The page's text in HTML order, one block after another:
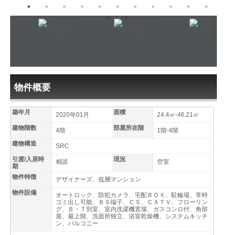
物件概要
築年月 2020年01月 面積
24.4㎡-46.21㎡
建物階数
4階 部屋所在階
1階-4階
建物構造
SRC
引渡/入居時
期
相談 現況 空室
物件特徴
デザイナーズ、低層マンション
物件設備
オートロック、防犯カメラ、宅配ＢＯＸ、駐輪場、常時
ゴミ出し可能、ＢＳ端子、ＣＳ、ＣＡＴＶ、フローリン
グ、Ｂ・Ｔ別室、室内洗濯機置場、ガスコンロ付、角部
屋、最上階、洗面所独立、浴室乾燥機、システムキッチ
ン、バルコニー